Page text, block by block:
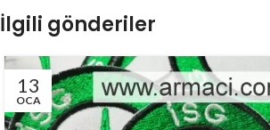
İlgili gönderiler
13
OCA